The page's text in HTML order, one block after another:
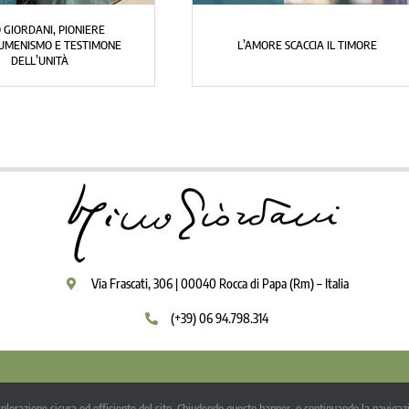
GIORDANI E LA PACE CHE UNISCE QUESTA
Via Frascati, 306 | 00040 Rocca di Papa (Rm) – Italia
(+39) 06 94.798.314